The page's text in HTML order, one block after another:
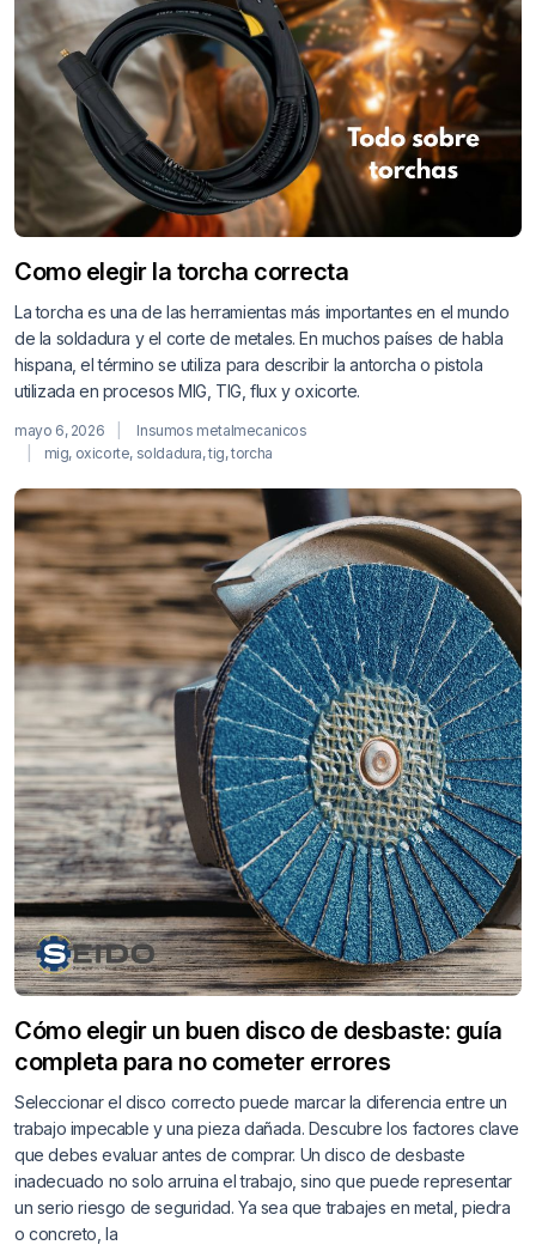
Como elegir la torcha correcta
La torcha es una de las herramientas más importantes en el mundo
de la soldadura y el corte de metales. En muchos países de habla
hispana, el término se utiliza para describir la antorcha o pistola
utilizada en procesos MIG, TIG, flux y oxicorte.
mayo 6, 2026
Insumos metalmecanicos
mig, oxicorte, soldadura,tig,torcha
Cómo elegir un buen disco de desbaste: guía
completa para no cometer errores
Seleccionar el disco correcto puede marcar la diferencia entre un
trabajo impecable y una pieza dañada. Descubre los factores clave
que debes evaluar antes de comprar. Un disco de desbaste
inadecuado no solo arruina el trabajo, sino que puede representar
un serio riesgo de seguridad. Ya sea que trabajes en metal, piedra
o concreto, la